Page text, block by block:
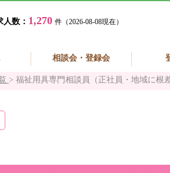
人数： 1,270 件（2026-08-08現在）
相談会・登録会
> 福祉用具専門相談員（正社員・地域に根